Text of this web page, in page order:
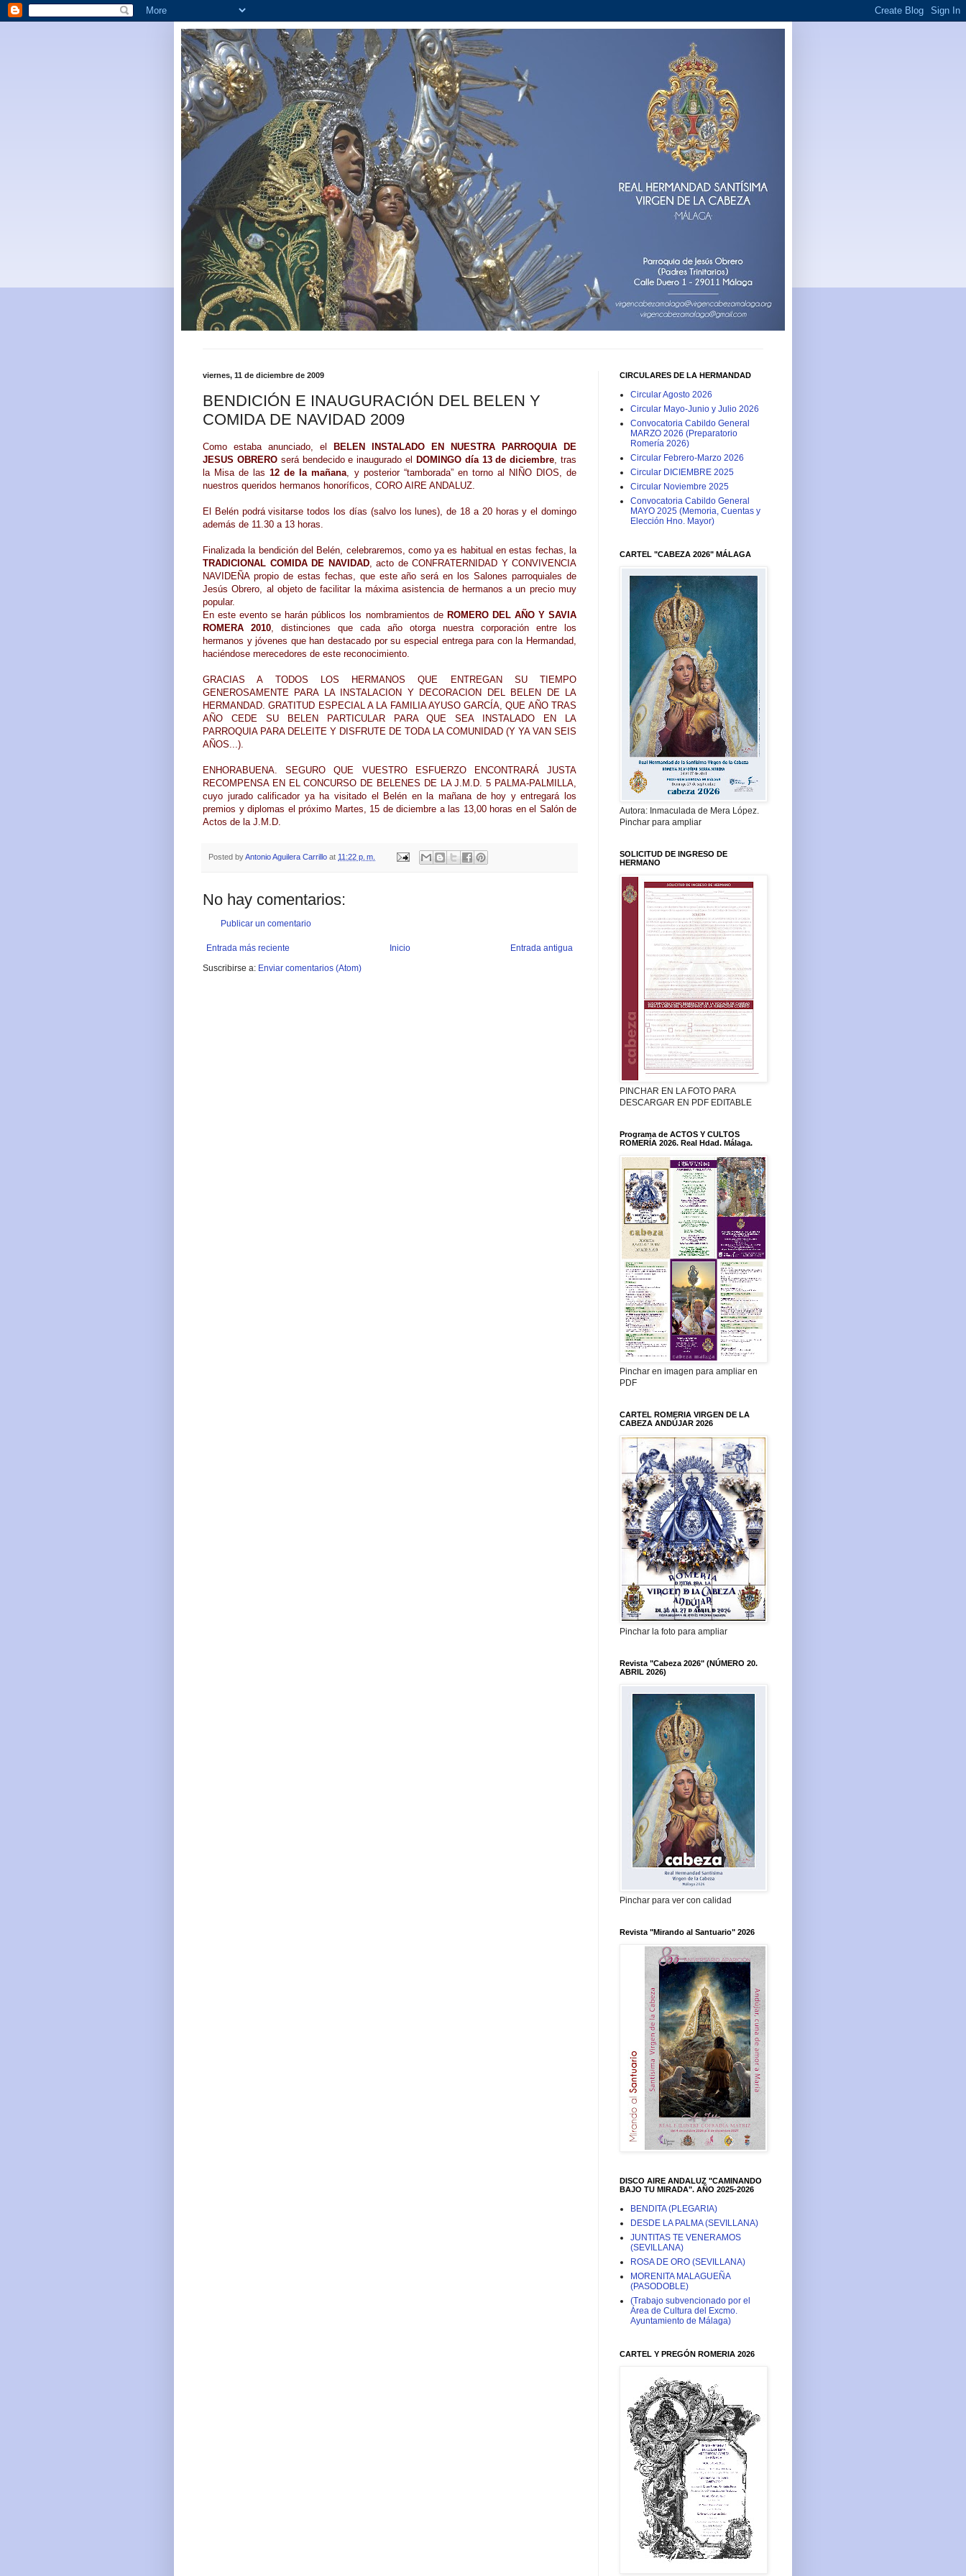
viernes, 11 de diciembre de 2009
BENDICIÓN E INAUGURACIÓN DEL BELEN Y
COMIDA DE NAVIDAD 2009
Como estaba anunciado, el BELEN INSTALADO EN NUESTRA PARROQUIA DE
JESUS OBREROserá bendecido e inaugurado el DOMINGO día 13 de diciembre , tras
la Misa de las12 de la mañana , y posterior “tamborada” en torno al NIÑO DIOS, de
nuestros queridos hermanos honoríficos, CORO AIRE ANDALUZ.
El Belén podrá visitarse todos los días (salvo los lunes), de 18 a 20 horas y el domingo
además de 11.30 a 13 horas.
Finalizada la bendición del Belén, celebraremos, como ya es habitual en estas fechas, la
TRADICIONAL COMIDA DE NAVIDAD, acto de CONFRATERNIDAD Y CONVIVENCIA
NAVIDEÑA propio de estas fechas, que este año será en los Salones parroquiales de
Jesús Obrero, al objeto de facilitar la máxima asistencia de hermanos a un precio muy
popular.
En este evento se harán públicos los nombramientos de ROMERO DEL AÑO Y SAVIA
ROMERA 2010 , distinciones que cada año otorga nuestra corporación entre los
hermanos y jóvenes que han destacado por su especial entrega para con la Hermandad,
haciéndose merecedores de este reconocimiento.
GRACIAS A TODOS LOS HERMANOS QUE ENTREGAN SU TIEMPO
GENEROSAMENTE PARA LA INSTALACION Y DECORACION DEL BELEN DE LA
HERMANDAD. GRATITUD ESPECIAL A LA FAMILIA AYUSO GARCÍA, QUE AÑO TRAS
AÑO CEDE SU BELEN PARTICULAR PARA QUE SEA INSTALADO EN LA
PARROQUIA PARA DELEITE Y DISFRUTE DE TODA LA COMUNIDAD (Y YA VAN SEIS
AÑOS...).
ENHORABUENA. SEGURO QUE VUESTRO ESFUERZO ENCONTRARÁ JUSTA
RECOMPENSA EN EL CONCURSO DE BELENES DE LA J.M.D. 5 PALMA-PALMILLA,
cuyo jurado calificador ya ha visitado el Belén en la mañana de hoy y entregará los
premios y diplomas el próximo Martes, 15 de diciembre a las 13,00 horas en el Salón de
Actos de la J.M.D.
Posted byAntonio Aguilera Carrillo at 11:22 p. m.
No hay comentarios:
Publicar un comentario
Entrada más reciente Entrada antigua
Inicio
Suscribirse a: Enviar comentarios (Atom)
CIRCULARES DE LA HERMANDAD
Circular Agosto 2026
Circular Mayo-Junio y Julio 2026
Convocatoria Cabildo General
MARZO 2026 (Preparatorio
Romería 2026)
Circular Febrero-Marzo 2026
Circular DICIEMBRE 2025
Circular Noviembre 2025
Convocatoria Cabildo General
MAYO 2025 (Memoria, Cuentas y
Elección Hno. Mayor)
CARTEL "CABEZA 2026" MÁLAGA
Autora: Inmaculada de Mera López.
Pinchar para ampliar
SOLICITUD DE INGRESO DE
HERMANO
PINCHAR EN LA FOTO PARA
DESCARGAR EN PDF EDITABLE
Programa de ACTOS Y CULTOS
ROMERÍA 2026. Real Hdad. Málaga.
Pinchar en imagen para ampliar en
PDF
CARTEL ROMERIA VIRGEN DE LA
CABEZA ANDÚJAR 2026
Pinchar la foto para ampliar
Revista "Cabeza 2026" (NÚMERO 20.
ABRIL 2026)
Pinchar para ver con calidad
Revista "Mirando al Santuario" 2026
DISCO AIRE ANDALUZ "CAMINANDO
BAJO TU MIRADA". AÑO 2025-2026
BENDITA (PLEGARIA)
DESDE LA PALMA (SEVILLANA)
JUNTITAS TE VENERAMOS
(SEVILLANA)
ROSA DE ORO (SEVILLANA)
MORENITA MALAGUEÑA
(PASODOBLE)
(Trabajo subvencionado por el
Área de Cultura del Excmo.
Ayuntamiento de Málaga)
CARTEL Y PREGÓN ROMERIA 2026